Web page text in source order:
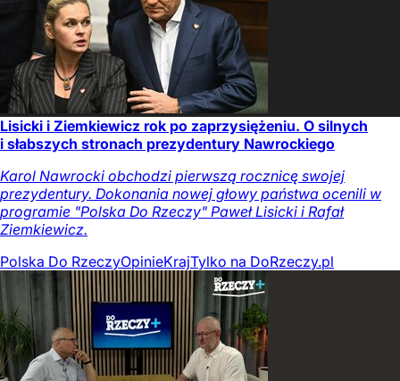
Lisicki i Ziemkiewicz rok po zaprzysiężeniu. O silnych
i słabszych stronach prezydentury Nawrockiego
Karol Nawrocki obchodzi pierwszą rocznicę swojej
prezydentury. Dokonania nowej głowy państwa ocenili w
programie "Polska Do Rzeczy" Paweł Lisicki i Rafał
Ziemkiewicz.
Polska Do RzeczyOpinieKrajTylko na DoRzeczy.pl